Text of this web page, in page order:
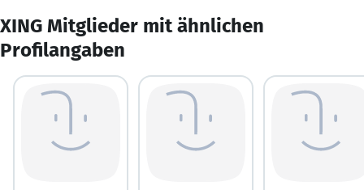
XING Mitglieder mit ähnlichen
Profilangaben